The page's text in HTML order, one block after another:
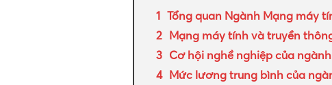
Tổng quan Ngành Mạng máy
Mạng máy tính và truyền
Cơ hội nghề nghiệp của
Mức lương trung bình của